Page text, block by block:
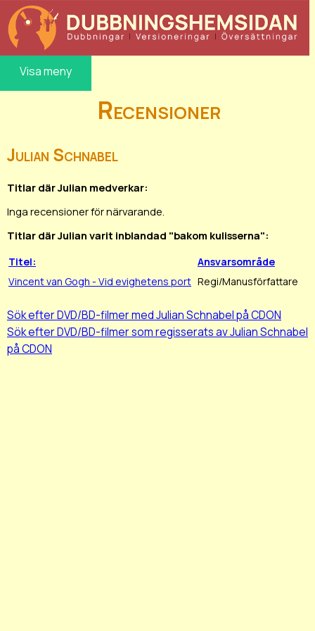
Visa meny
Recensioner
Julian Schnabel
Titlar där Julian medverkar:
Inga recensioner för närvarande.
Titlar där Julian varit inblandad "bakom kulisserna":
Titel:
Ansvarsområde
Vincent van Gogh - Vid evighetens port Regi/Manusförfattare
Sök efter DVD/BD-filmer med Julian Schnabel på CDON
Sök efter DVD/BD-filmer som regisserats av Julian Schnabel
på CDON